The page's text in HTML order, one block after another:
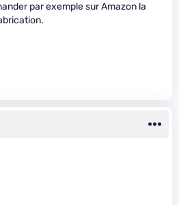
par exemple sur Amazon la